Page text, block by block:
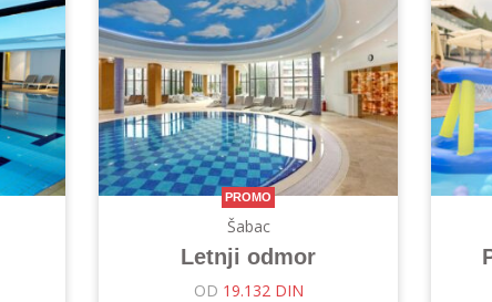
PROMO
Šabac
Letnji odmor
OD 19.132 DIN